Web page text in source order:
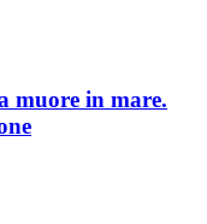
muore in mare.